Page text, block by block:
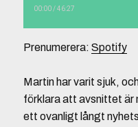
00:00/46:27
Prenumerera: Spotify
Martin har varit sjuk,
förklara att avsnittet är
ett ovanligt långt